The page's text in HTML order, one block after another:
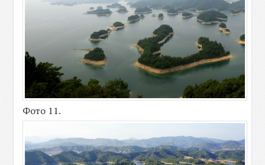
Фото 11.